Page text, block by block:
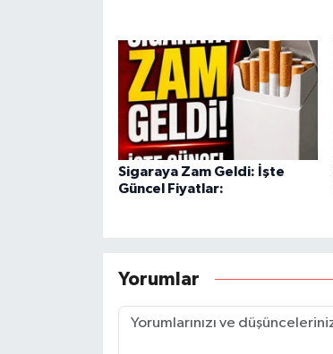
Sigaraya Zam Geldi: İşte
Güncel Fiyatlar:
Yorumlar